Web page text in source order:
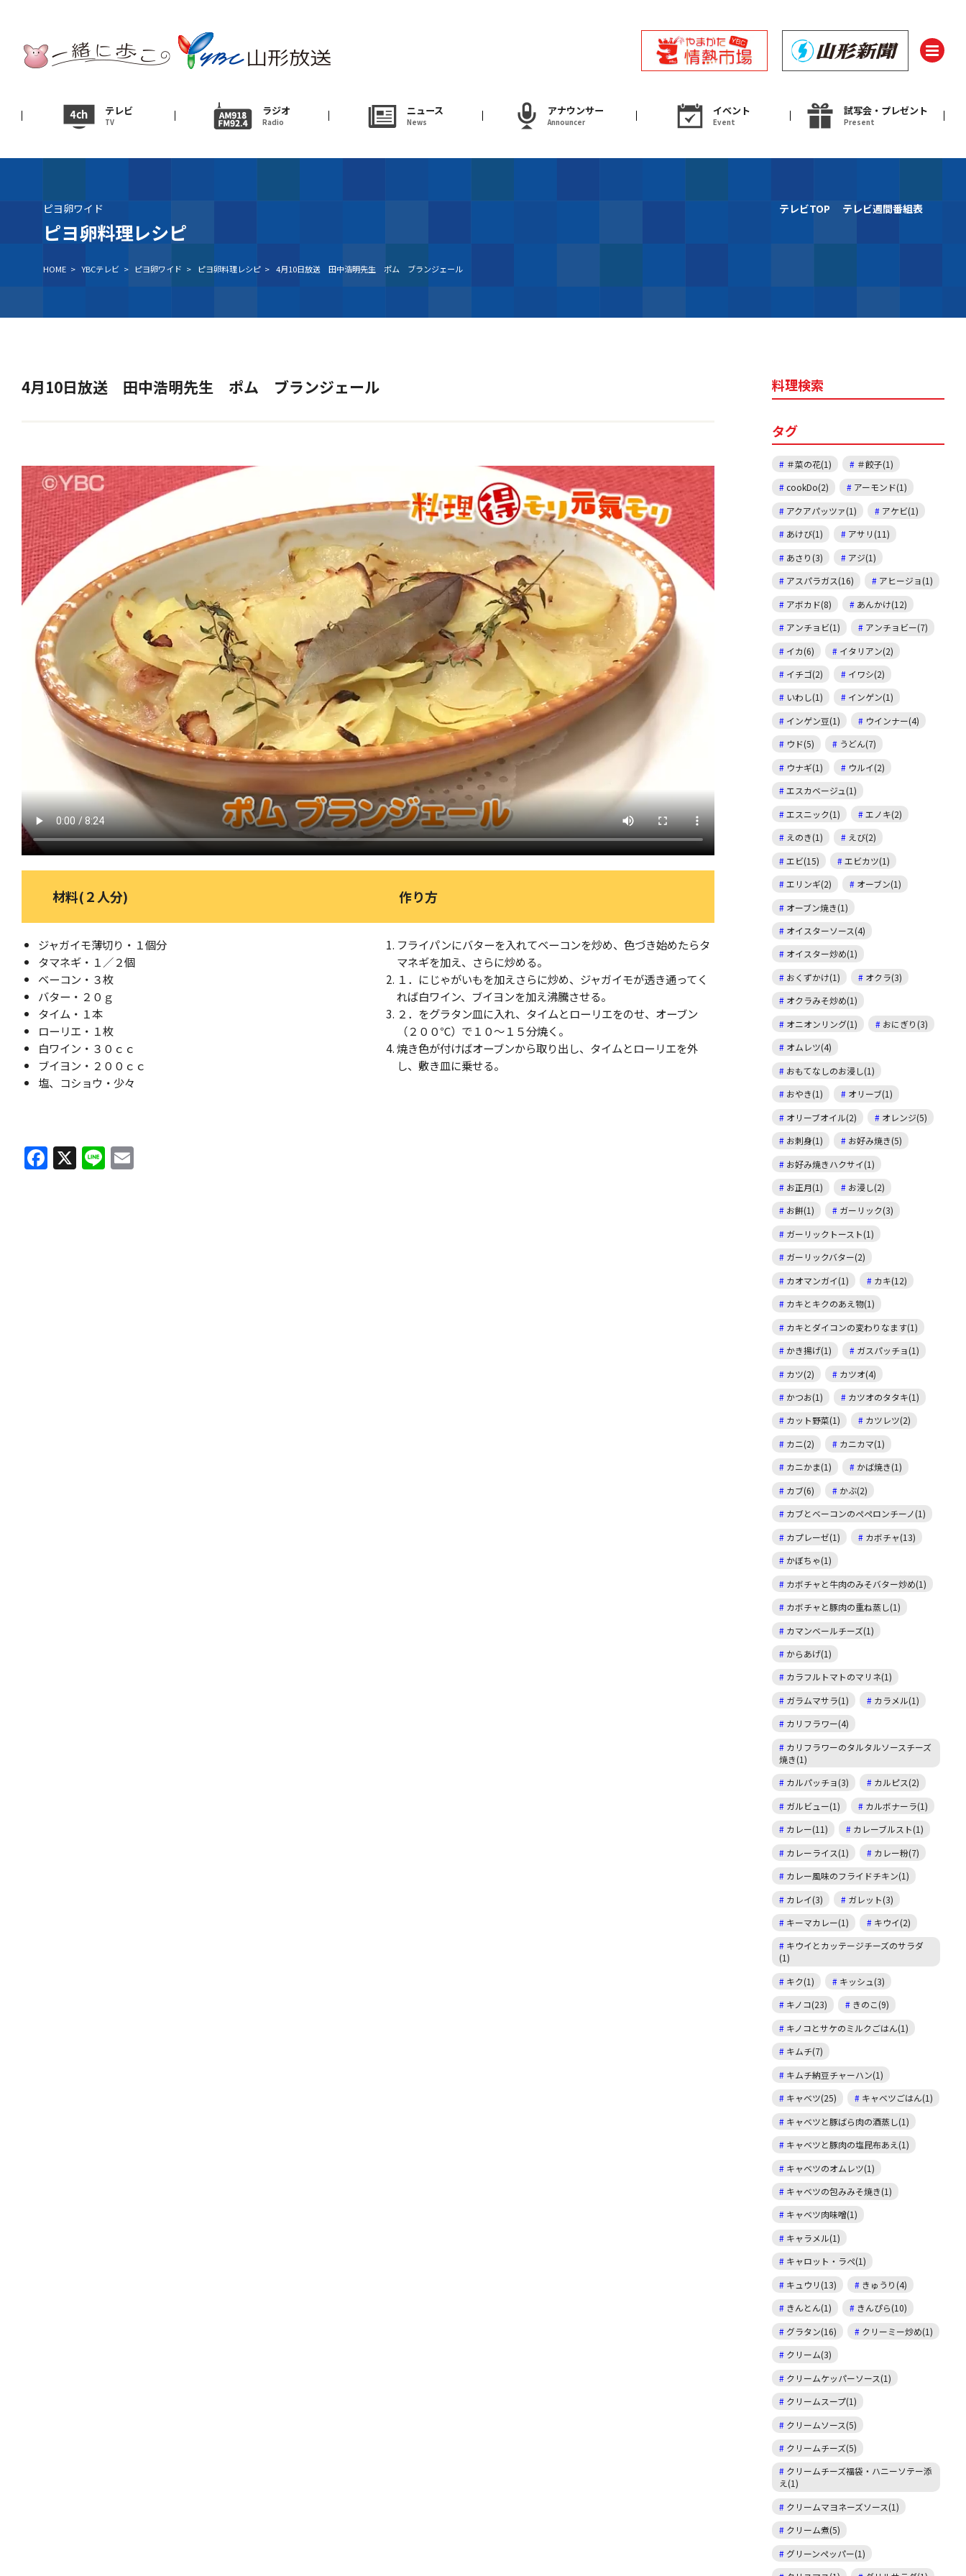
テレビ
TV
ラジオ
Radio
ニュース
News
アナウンサー
Announcer
イベント
Event
試写会・プレゼント
Present
テレビ
ニュース
News
アナウンサー
Announcer
イベント 試写会・プレゼント
ＹＢＣオンデマンド
ピヨ卵ワイド
ピヨ卵料理レシピ
テレビTOP テレビ週間番組表
HOME > YBCテレビ > ピヨ卵ワイド > ピヨ卵料理レシピ > 4月10日放送 田中浩明先生 ポム ブランジェール
4月10日放送 田中浩明先生 ポム ブランジェール
材料(２人分)
ジャガイモ薄切り・１個分
タマネギ・１／２個
ベーコン・３枚
バター・２０ｇ
タイム・１本
ローリエ・１枚
白ワイン・３０ｃｃ
ブイヨン・２００ｃｃ
塩、コショウ・少々
作り方
フライパンにバターを入れてベーコンを炒め、色づき始めたらタ
マネギを加え、さらに炒める。
１．にじゃがいもを加えさらに炒め、ジャガイモが透き通ってく
れば白ワイン、ブイヨンを加え沸騰させる。
２．をグラタン皿に入れ、タイムとローリエをのせ、オーブン
（２００℃）で１０～１５分焼く。
焼き色が付けばオーブンから取り出し、タイムとローリエを外
し、敷き皿に乗せる。
F
a
X Li
n
料理検索
タグ
＃菜の花(1)
＃餃子(1)
cookDo(2)
アーモンド(1)
アクアパッツァ(1)
アケビ(1)
あけび(1)
アサリ(11)
あさり(3)
アジ(1)
アスパラガス(16)
アヒージョ(1)
アボカド(8)
あんかけ(12)
アンチョビ(1)
アンチョビー(7)
イカ(6)
イタリアン(2)
イチゴ(2)
イワシ(2)
いわし(1)
インゲン(1)
インゲン豆(1)
ウインナー(4)
ウド(5)
うどん(7)
ウナギ(1)
ウルイ(2)
エスカベージュ(1)
エスニック(1)
エノキ(2)
えのき(1)
えび(2)
エビ(15)
エビカツ(1)
エリンギ(2)
オーブン(1)
オーブン焼き(1)
オイスターソース(4)
オイスター炒め(1)
おくずかけ(1)
オクラ(3)
オクラみそ炒め(1)
オニオンリング(1)
おにぎり(3)
オムレツ(4)
おもてなしのお浸し(1)
おやき(1)
オリーブ(1)
オリーブオイル(2)
オレンジ(5)
お刺身(1)
お好み焼き(5)
お好み焼きハクサイ(1)
お正月(1)
お浸し(2)
お餅(1)
ガーリック(3)
ガーリックトースト(1)
ガーリックバター(2)
カオマンガイ(1)
カキ(12)
カキとキクのあえ物(1)
カキとダイコンの変わりなます(1)
かき揚げ(1)
ガスパッチョ(1)
カツ(2)
カツオ(4)
かつお(1)
カツオのタタキ(1)
カット野菜(1)
カツレツ(2)
カニ(2)
カニカマ(1)
カニかま(1)
かば焼き(1)
カブ(6)
かぶ(2)
カブとベーコンのペペロンチーノ(1)
カプレーゼ(1)
カボチャ(13)
かぼちゃ(1)
カボチャと牛肉のみそバター炒め(1)
カボチャと豚肉の重ね蒸し(1)
カマンベールチーズ(1)
からあげ(1)
カラフルトマトのマリネ(1)
ガラムマサラ(1)
カラメル(1)
カリフラワー(4)
カリフラワーのタルタルソースチーズ
焼き(1)
カルパッチョ(3)
カルピス(2)
ガルビュー(1)
カルボナーラ(1)
カレー(11)
カレーブルスト(1)
カレーライス(1)
カレー粉(7)
カレー風味のフライドチキン(1)
カレイ(3)
ガレット(3)
キーマカレー(1)
キウイ(2)
キウイとカッテージチーズのサラダ
(1)
キク(1)
キッシュ(3)
キノコ(23)
きのこ(9)
キノコとサケのミルクごはん(1)
キムチ(7)
キムチ納豆チャーハン(1)
キャベツ(25)
キャベツごはん(1)
キャベツと豚ばら肉の酒蒸し(1)
キャベツと豚肉の塩昆布あえ(1)
キャベツのオムレツ(1)
キャベツの包みみそ焼き(1)
キャベツ肉味噌(1)
キャラメル(1)
キャロット・ラペ(1)
キュウリ(13)
きゅうり(4)
きんとん(1)
きんぴら(10)
グラタン(16)
クリーミー炒め(1)
クリーム(3)
クリームケッパーソース(1)
クリームスープ(1)
クリームソース(5)
クリームチーズ(5)
クリームチーズ福袋・ハニーソテー添
え(1)
クリームマヨネーズソース(1)
クリーム煮(5)
グリーンペッパー(1)